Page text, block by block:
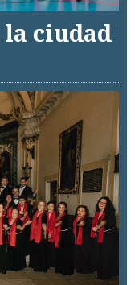
la ciudad